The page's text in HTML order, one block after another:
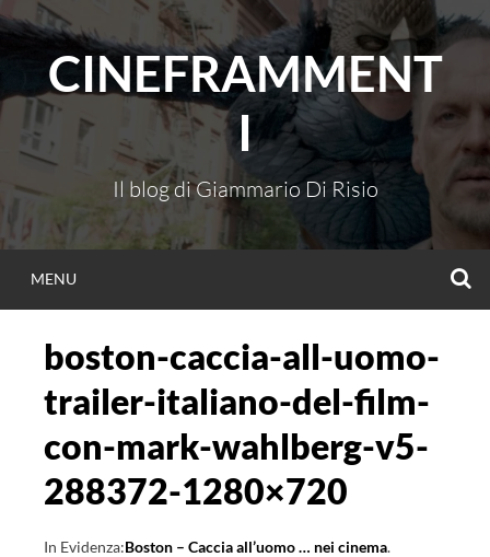
Vai
contenutoCINEFRAMMENT
I
Il blog di Giammario Di Risio
MENU
boston-caccia-all-uomo-
trailer-italiano-del-film-
con-mark-wahlberg-v5-
288372-1280×720
In Evidenza:Boston – Caccia all’uomo … nei cinema.